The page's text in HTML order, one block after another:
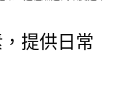
提供日常